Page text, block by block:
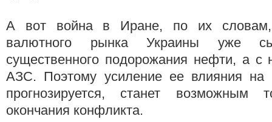
А вот война в Иране, по их
валютного рынка Украины уже
существенного подорожания нефти, а с
АЗС. Поэтому усиление ее влияния
прогнозируется, станет возможным
окончания конфликта.